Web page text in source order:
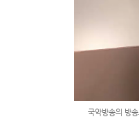
국악방송의 방